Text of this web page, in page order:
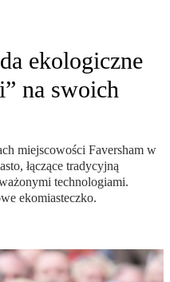
ekologiczne
na swoich
miejscowości Faversham w
łączące tradycyjną
technologiami.
ekomiasteczko.